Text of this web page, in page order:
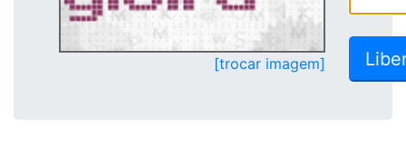
[trocar imagem]